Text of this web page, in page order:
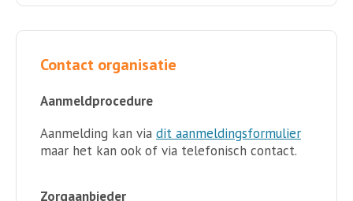
Contact organisatie
Aanmeldprocedure
Aanmelding kan via dit aanmeldingsformulier
maar het kan ook of via telefonisch contact.
Zorgaanbieder